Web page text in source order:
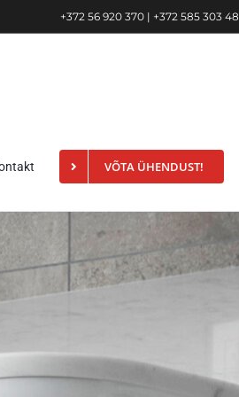
+372 56 920 370 | +372 585 303 48
VÕTA ÜHENDUST!